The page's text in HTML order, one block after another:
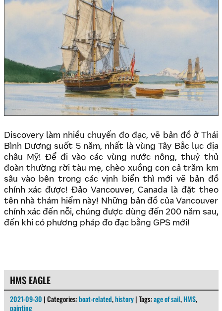
Discovery làm nhiều chuyến đo đạc, vẽ bản đồ ở Thái
Bình Dương suốt 5 năm, nhất là vùng Tây Bắc lục địa
châu Mỹ! Để đi vào các vùng nước nông, thuỷ thủ
đoàn thường rời tàu mẹ, chèo xuồng con cả trăm km
sâu vào bên trong các vịnh biển thì mới vẽ bản đồ
chính xác được! Đảo Vancouver, Canada là đặt theo
tên nhà thám hiểm này! Những bản đồ của Vancouver
chính xác đến nỗi, chúng được dùng đến 200 năm sau,
đến khi có phương pháp đo đạc bằng GPS mới!
HMS EAGLE
2021-09-30 | Categories:boat-related,history | Tags:age of sail,HMS,
painting